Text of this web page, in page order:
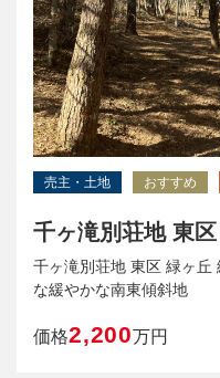
売主・土地 おすすめ
千ヶ滝別荘地 東
千ヶ滝別荘地 東区 緑ヶ丘
な緩やかな南東傾斜地
価格2,200万円